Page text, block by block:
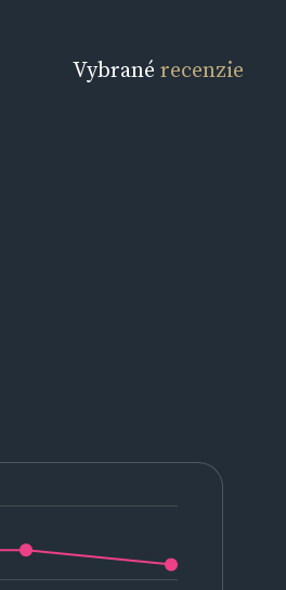
Vybrané recenzie